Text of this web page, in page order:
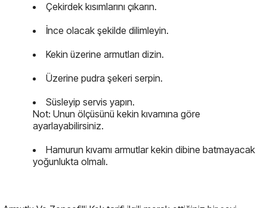
Çekirdek kısımlarını çıkarın.
İnce olacak şekilde dilimleyin.
Kekin üzerine armutları dizin.
Üzerine pudra şekeri serpin.
Süsleyip servis yapın.
Not: Unun ölçüsünü kekin kıvamına göre
ayarlayabilirsiniz.
Hamurun kıvamı armutlar kekin dibine batmayacak
yoğunlukta olmalı.